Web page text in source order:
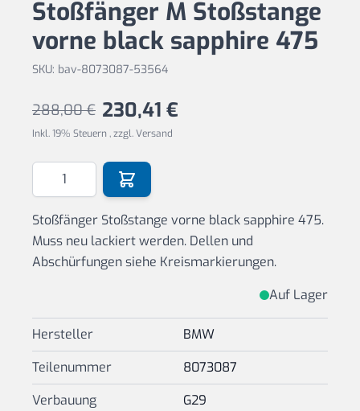
Stoßfänger M Stoßstange
vorne black sapphire 475
SKU: bav-8073087-53564
288,00 € 230,41 €
Inkl. 19% Steuern,zzgl.Versand
Menge
Stoßfänger Stoßstange vorne black sapphire 475.
Muss neu lackiert werden. Dellen und
Abschürfungen siehe Kreismarkierungen.
Auf Lager
Hersteller
BMW
Teilenummer
8073087
Verbauung
G29